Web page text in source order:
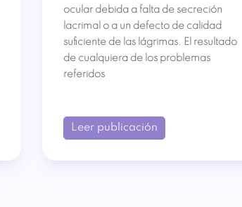
ocular debida a falta de secreción
lacrimal o a un defecto de calidad
suficiente de las lágrimas. El resultado
de cualquiera de los problemas
referidos
Leer publicación